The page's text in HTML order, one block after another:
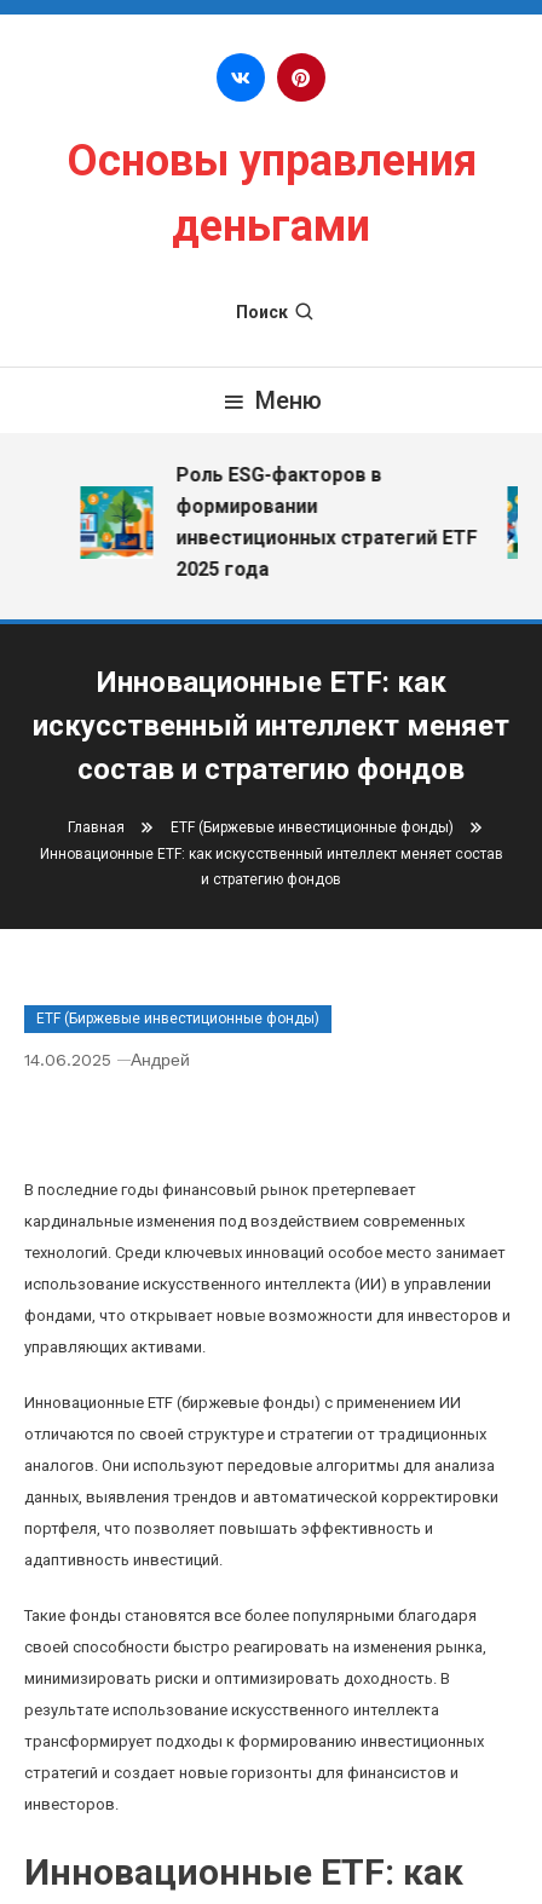
Перейти к содержимому
Основы управления
деньгами
Поиск
Меню
Роль ESG-факторов в
формировании
инвестиционных стратегий ETF
2025 года
Инновационные ETF: как
искусственный интеллект меняет
состав и стратегию фондов
Главная
ETF (Биржевые инвестиционные фонды)
Инновационные ETF: как искусственный интеллект меняет состав
и стратегию фондов
ETF (Биржевые инвестиционные фонды)
14.06.2025 Андрей
В последние годы финансовый рынок претерпевает
кардинальные изменения под воздействием современных
технологий. Среди ключевых инноваций особое место занимает
использование искусственного интеллекта (ИИ) в управлении
фондами, что открывает новые возможности для инвесторов и
управляющих активами.
Инновационные ETF (биржевые фонды) с применением ИИ
отличаются по своей структуре и стратегии от традиционных
аналогов. Они используют передовые алгоритмы для анализа
данных, выявления трендов и автоматической корректировки
портфеля, что позволяет повышать эффективность и
адаптивность инвестиций.
Такие фонды становятся все более популярными благодаря
своей способности быстро реагировать на изменения рынка,
минимизировать риски и оптимизировать доходность. В
результате использование искусственного интеллекта
трансформирует подходы к формированию инвестиционных
стратегий и создает новые горизонты для финансистов и
инвесторов.
Инновационные ETF: как